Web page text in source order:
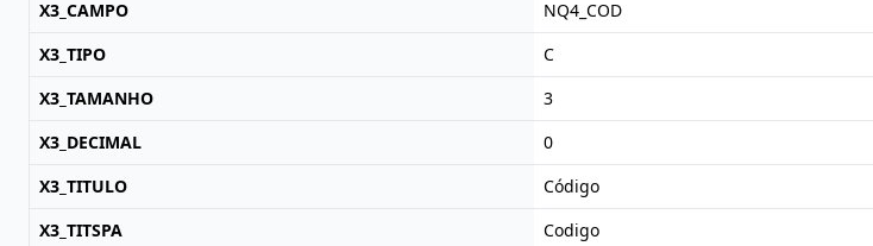
X3_CAMPO
NQ4_COD
X3_TIPO
C
X3_TAMANHO
3
X3_DECIMAL
0
X3_TITULO
Código
X3_TITSPA
Codigo